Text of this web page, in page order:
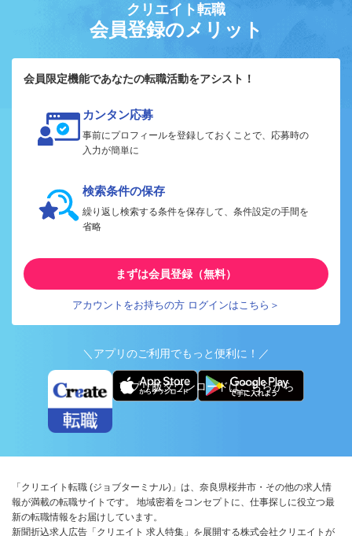
クリエイト転職
会員登録のメリット
会員限定機能であなたの転職活動をアシスト！
カンタン応募
事前にプロフィールを登録しておくことで、応募時の
入力が簡単に
検索条件の保存
繰り返し検索する条件を保存して、条件設定の手間を
省略
まずは会員登録（無料）
アカウントをお持ちの方 ログインはこちら＞
＼アプリのご利用でもっと便利に！／
アプリ版ダウンロードはこちらから
「クリエイト転職 (ジョブターミナル)」は、奈良県桜井市・その他の求人情
報が満載の転職サイトです。 地域密着をコンセプトに、仕事探しに役立つ最
新の転職情報をお届けしています。
新聞折込求人広告「クリエイト 求人特集」を展開する株式会社クリエイトが